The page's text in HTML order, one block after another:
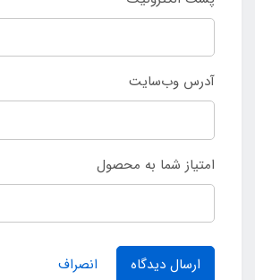
آدرس وب‌سایت
امتیاز شما به محصول
ارسال دیدگاه انصراف